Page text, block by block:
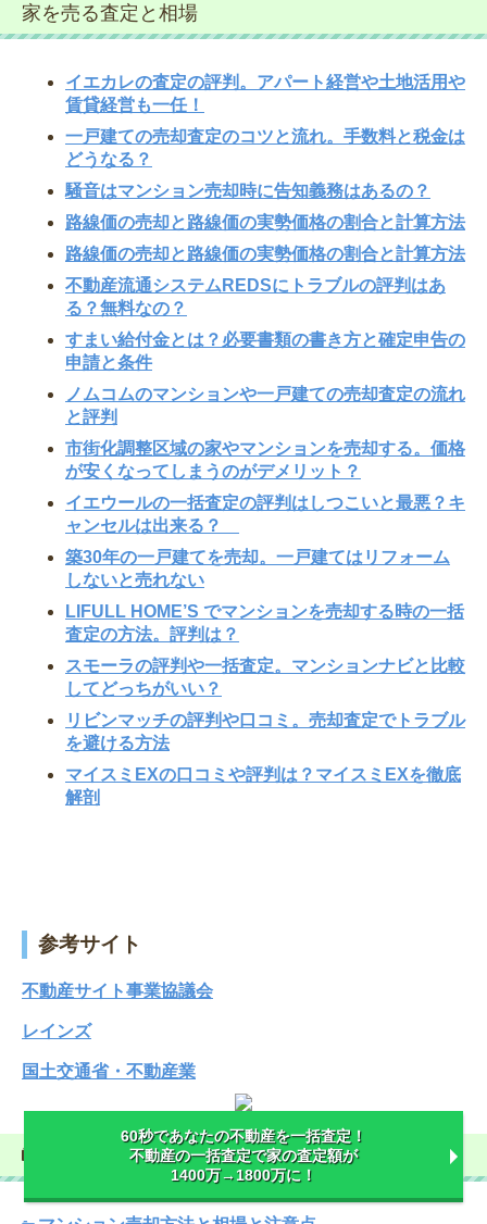
家を売る査定と相場
イエカレの査定の評判。アパート経営や土地活用や
賃貸経営も一任！
一戸建ての売却査定のコツと流れ。手数料と税金は
どうなる？
騒音はマンション売却時に告知義務はあるの？
路線価の売却と路線価の実勢価格の割合と計算方法
路線価の売却と路線価の実勢価格の割合と計算方法
不動産流通システムREDSにトラブルの評判はあ
る？無料なの？
すまい給付金とは？必要書類の書き方と確定申告の
申請と条件
ノムコムのマンションや一戸建ての売却査定の流れ
と評判
市街化調整区域の家やマンションを売却する。価格
が安くなってしまうのがデメリット？
イエウールの一括査定の評判はしつこいと最悪？キ
ャンセルは出来る？
築30年の一戸建てを売却。一戸建てはリフォーム
しないと売れない
LIFULL HOME’S でマンションを売却する時の一括
査定の方法。評判は？
スモーラの評判や一括査定。マンションナビと比較
してどっちがいい？
リビンマッチの評判や口コミ。売却査定でトラブル
を避ける方法
マイスミEXの口コミや評判は？マイスミEXを徹底
解剖
参考サイト
不動産サイト事業協議会
レインズ
国土交通省・不動産業
カテゴリー
60秒であなたの不動産を一括査定！
不動産の一括査定で家の査定額が
1400万→1800万に！